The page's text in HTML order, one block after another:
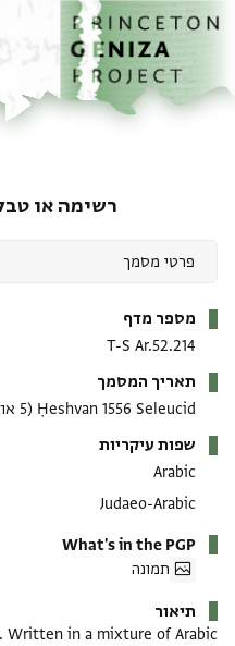
לתוכןהבית
רשימה או
מספר מדף
T-S Ar.52.214
תאריך המסמך
Ḥeshvan 1556 Seleucid (5 אוקטובר 1244–2 נובמבר 1244 CE)
שפות עיקריות
Arabic
Judaeo-Arabic
What's in the PGP
תמונה
תיאור
Written in a mixture of Arabic